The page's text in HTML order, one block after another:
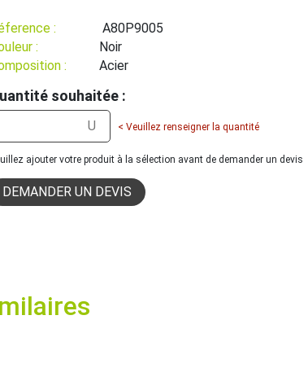
:
A80P9005
:
Noir
:
Acier
souhaitée :
< Veuillez renseigner la quantité
ajouter votre produit à la sélection avant de demander un devis
DEMANDER UN DEVIS